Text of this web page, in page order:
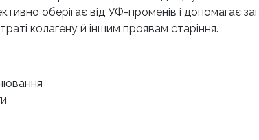
оберігає від УФ-променів і допомагає
колагену й іншим проявам старіння.